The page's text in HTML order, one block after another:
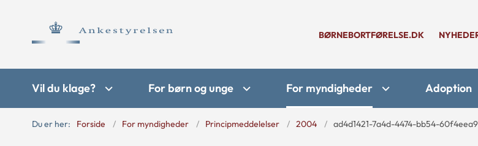
BØRNEBORTFØRELSE.DK
Vil du klage? For børn og unge For myndigheder Adoption
Du er her: Forside For myndigheder Principmeddelelser 2004 ad4d1421-7a4d-4474-bb54-